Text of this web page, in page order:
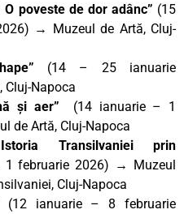
poveste de dor adânc” (15
→ Muzeul de Artă, Cluj-
(14 – 25 ianuarie
Cluj-Napoca
și aer” (14 ianuarie – 1
de Artă, Cluj-Napoca
Transilvaniei prin
1 februarie 2026) → Muzeul
Cluj-Napoca
(12 ianuarie – 8 februarie